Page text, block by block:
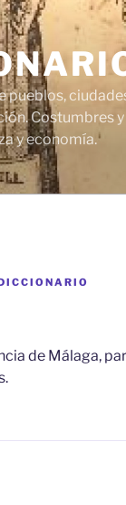
pueblos,
Costumbres
y economía.
de Málaga,